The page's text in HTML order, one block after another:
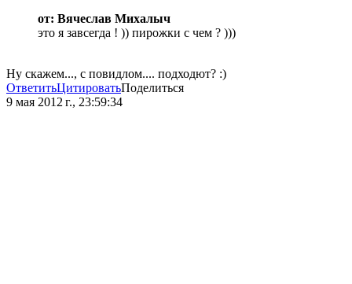
от: Вячеслав Михалыч
это я завсегда ! )) пирожки с чем ? )))
Ну скажем..., с повидлом.... подходют? :)
ОтветитьЦитироватьПоделиться
9 мая 2012 г., 23:59:34